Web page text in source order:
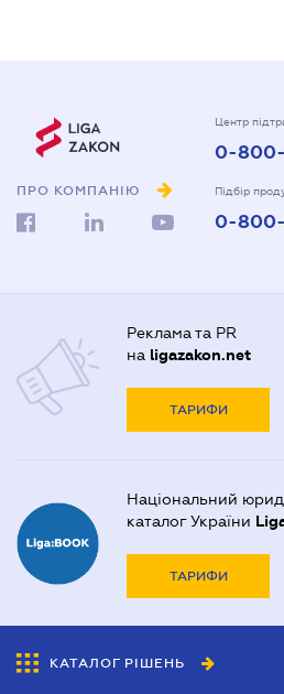
ПРО КОМПАНІЮ
Центр
0-800-
Підбір
0-800-
Реклама та PR
на ligazakon.net
ТАРИФИ
Національний
каталог України
ТАРИФИ
КАТАЛОГ РІШЕНЬ